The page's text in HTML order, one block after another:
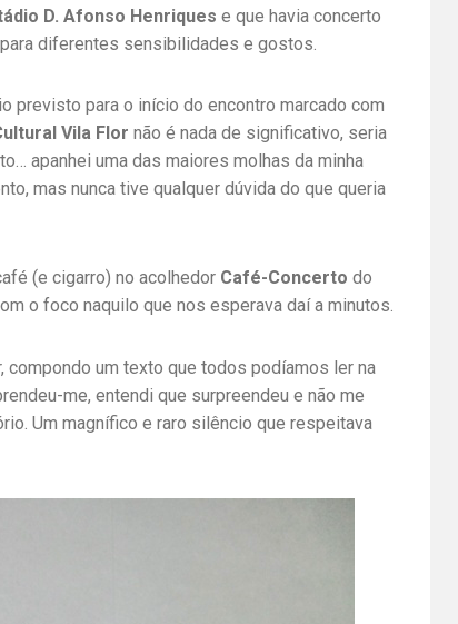
D. Afonso Henriques e que havia concerto
diferentes sensibilidades e gostos.
previsto para o início do encontro marcado com
Vila Flor não é nada de significativo, seria
apanhei uma das maiores molhas da minha
mas nunca tive qualquer dúvida do que queria
(e cigarro) no acolhedor Café-Concerto do
o foco naquilo que nos esperava daí a minutos.
compondo um texto que todos podíamos ler na
me, entendi que surpreendeu e não me
Um magnífico e raro silêncio que respeitava